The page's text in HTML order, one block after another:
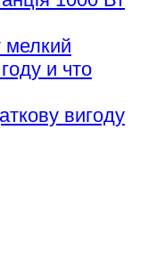
мелкий
и что
вигоду